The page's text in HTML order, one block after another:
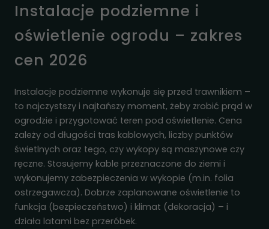
Instalacje podziemne i
oświetlenie ogrodu – zakres
cen 2026
Instalacje podziemne wykonuje się przed trawnikiem –
to najczystszy i najtańszy moment, żeby zrobić prąd w
ogrodzie i przygotować teren pod oświetlenie. Cena
zależy od długości tras kablowych, liczby punktów
świetlnych oraz tego, czy wykopy są maszynowe czy
ręczne. Stosujemy kable przeznaczone do ziemi i
wykonujemy zabezpieczenia w wykopie (m.in. folia
ostrzegawcza). Dobrze zaplanowane oświetlenie to
funkcja (bezpieczeństwo) i klimat (dekoracja) – i
działa latami bez przeróbek.